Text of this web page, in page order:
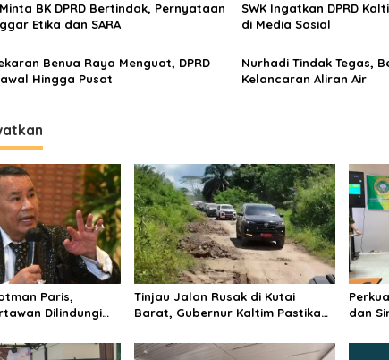
BK DPRD Bertindak, Pernyataan
Etika dan SARA
SWK Ingatkan DPRD
di Media Sosial
Benua Raya Menguat, DPRD
Hingga Pusat
Nurhadi Tindak Tegas,
Kelancaran Aliran Air
Paris,
Dilindungi
Tinjau Jalan Rusak di Kutai
Barat, Gubernur Kaltim Pastikan
dan
PPAT